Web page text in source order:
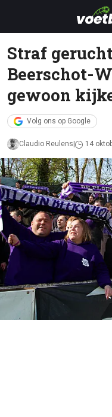
Straf
Beerschot-
gewoon
Volg ons op Google
Claudio Reulens 14